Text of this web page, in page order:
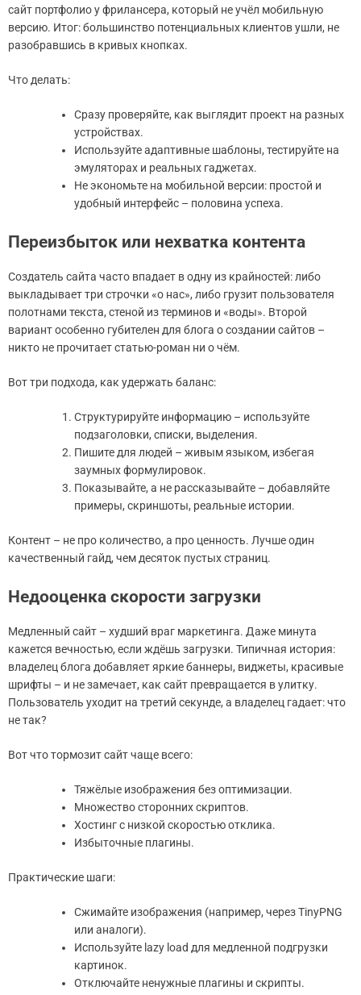
сайт портфолио у фрилансера, который не учёл мобильную
версию. Итог: большинство потенциальных клиентов ушли, не
разобравшись в кривых кнопках.
Что делать:
Сразу проверяйте, как выглядит проект на разных
устройствах.
Используйте адаптивные шаблоны, тестируйте на
эмуляторах и реальных гаджетах.
Не экономьте на мобильной версии: простой и
удобный интерфейс – половина успеха.
Переизбыток или нехватка контента
Создатель сайта часто впадает в одну из крайностей: либо
выкладывает три строчки «о нас», либо грузит пользователя
полотнами текста, стеной из терминов и «воды». Второй
вариант особенно губителен для блога о создании сайтов –
никто не прочитает статью-роман ни о чём.
Вот три подхода, как удержать баланс:
Структурируйте информацию – используйте
подзаголовки, списки, выделения.
Пишите для людей – живым языком, избегая
заумных формулировок.
Показывайте, а не рассказывайте – добавляйте
примеры, скриншоты, реальные истории.
Контент – не про количество, а про ценность. Лучше один
качественный гайд, чем десяток пустых страниц.
Недооценка скорости загрузки
Медленный сайт – худший враг маркетинга. Даже минута
кажется вечностью, если ждёшь загрузки. Типичная история:
владелец блога добавляет яркие баннеры, виджеты, красивые
шрифты – и не замечает, как сайт превращается в улитку.
Пользователь уходит на третий секунде, а владелец гадает: что
не так?
Вот что тормозит сайт чаще всего:
Тяжёлые изображения без оптимизации.
Множество сторонних скриптов.
Хостинг с низкой скоростью отклика.
Избыточные плагины.
Практические шаги:
Сжимайте изображения (например, через TinyPNG
или аналоги).
Используйте lazy load для медленной подгрузки
картинок.
Отключайте ненужные плагины и скрипты.